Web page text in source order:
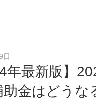
日
年最新版】
金はどうな